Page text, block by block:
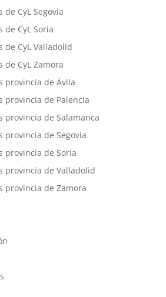
CyL Segovia
de CyL Soria
de CyL Valladolid
de CyL Zamora
provincia de Ávila
provincia de Palencia
provincia de Salamanca
provincia de Segovia
provincia de Soria
provincia de Valladolid
provincia de Zamora